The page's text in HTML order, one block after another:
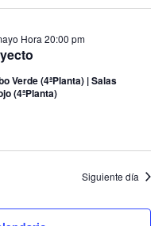
de
y
de
Hora 20:00 pm
Verde (4ªPlanta) | Salas
(4ªPlanta)
Siguiente día